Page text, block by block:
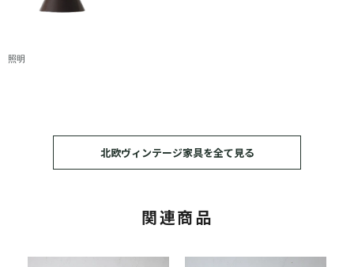
照明
北欧ヴィンテージ家具を全て見る
関連商品